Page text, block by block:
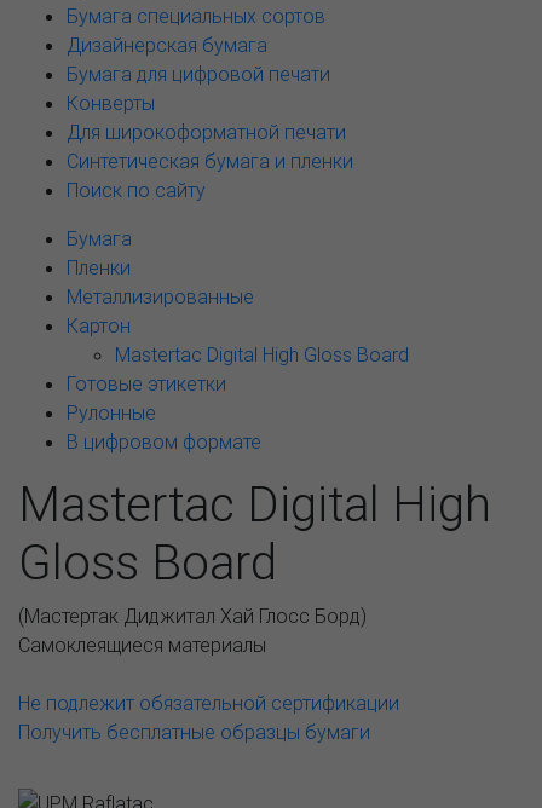
Бумага специальных сортов
Дизайнерская бумага
Бумага для цифровой печати
Конверты
Для широкоформатной печати
Синтетическая бумага и пленки
Поиск по сайту
Бумага
Пленки
Металлизированные
Картон
Mastertac Digital High Gloss Board
Готовые этикетки
Рулонные
В цифровом формате
Mastertac Digital High
Gloss Board
(Мастертак Диджитал Хай Глосс Борд)
Самоклеящиеся материалы
Не подлежит обязательной сертификации
Получить бесплатные образцы бумаги